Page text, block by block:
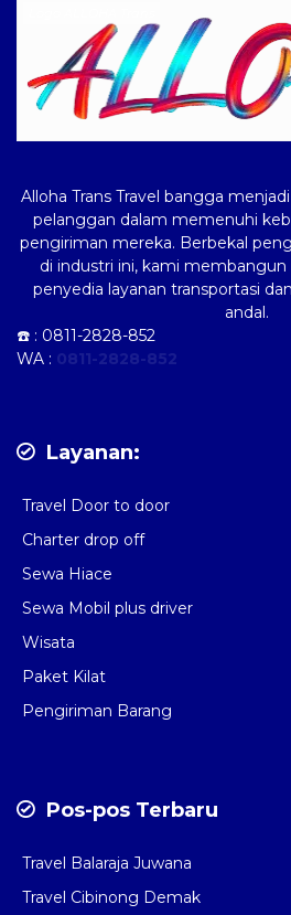
Alloha Trans Travel bangga
pelanggan dalam memenuhi
pengiriman mereka. Berbekal
di industri ini, kami
penyedia layanan transportasi
andal.
☎️ : 0811-2828-852
WA : 0811-2828-852
Layanan:
Travel Door to door
Charter drop off
Sewa Hiace
Sewa Mobil plus driver
Wisata
Paket Kilat
Pengiriman Barang
Pos-pos Terbaru
Travel Balaraja Juwana
Travel Cibinong Demak